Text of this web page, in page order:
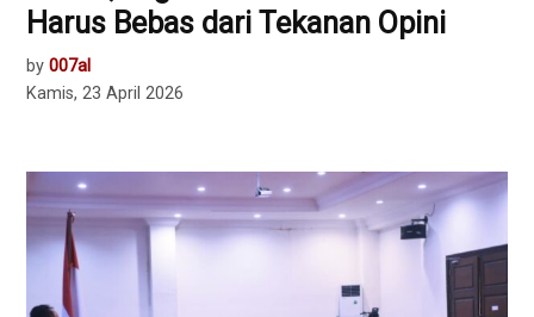
Harus Bebas dari Tekanan Opini
by 007al
Kamis, 23 April 2026